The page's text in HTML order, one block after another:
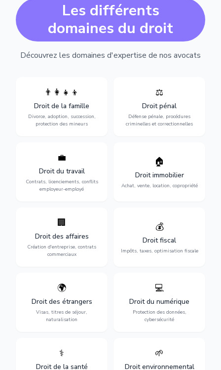
Les différents
domaines du droit
Découvrez les domaines d'expertise de nos avocats
👨‍👩‍👧‍👦
Droit de la famille
Divorce, adoption, succession,
protection des mineurs
Divorce, garde d'enfants,
adoption, succession et
protection des personnes
vulnérables.
⚖️
Droit pénal
Défense pénale, procédures
criminelles et correctionnelles
Expertise en matière pénale,
vue jusqu'au procès, pour
toute affaire correctionnelle
ou criminelle.
💼
Droit du travail
Contrats, licenciements, conflits
employeur-employé
Protection de vos droits au
licenciements, harcèlement,
discrimination et conflits
avec l'employeur.
🏠
Droit immobilier
Achat, vente, location, copropriété
Sécurisation de vos projets
immobiliers : achat, vente,
location, construction et
gestion de copropriété.
🏢
Droit des affaires
Création d'entreprise, contrats
commerciaux
Accompagnement complet
création, contrats
commerciaux, concurrence
et litiges.
💰
Droit fiscal
Impôts, taxes, optimisation fiscale
Optimisation de votre
situation fiscale :
déclarations, contentieux,
contrôles fiscaux et
planification.
🌍
Droit des étrangers
Visas, titres de séjour,
naturalisation
Obtention de vos droits de
séjour : visas, cartes de
séjour, regroupement
familial et naturalisation.
💻
Droit du numérique
Protection des données,
cybersécurité
Protection de vos activités
numériques : RGPD,
cybersécurité, e-commerce
et propriété digitale.
⚕️
Droit de la santé
Défense de vos droits
médicales, responsabilité
🌱
Droit environnemental
Protection de
conformité